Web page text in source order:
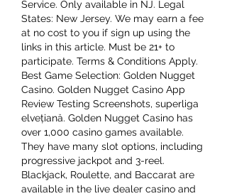
Service. Only available in NJ. Legal
States: New Jersey. We may earn a fee
at no cost to you if sign up using the
links in this article. Must be 21+ to
participate. Terms & Conditions Apply.
Best Game Selection: Golden Nugget
Casino. Golden Nugget Casino App
Review Testing Screenshots, superliga
elvețiană. Golden Nugget Casino has
over 1,000 casino games available.
They have many slot options, including
progressive jackpot and 3-reel.
Blackjack, Roulette, and Baccarat are
available in the live dealer casino and